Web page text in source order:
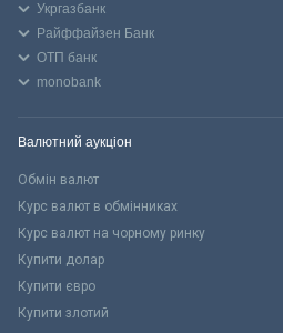
Укргазбанк
Райффайзен Банк
ОТП банк
monobank
Валютний аукціон
Обмін валют
Курс валют в обмінниках
Курс валют на чорному ринку
Купити долар
Купити євро
Купити злотий